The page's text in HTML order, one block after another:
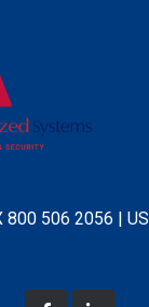
800 506 2056 |